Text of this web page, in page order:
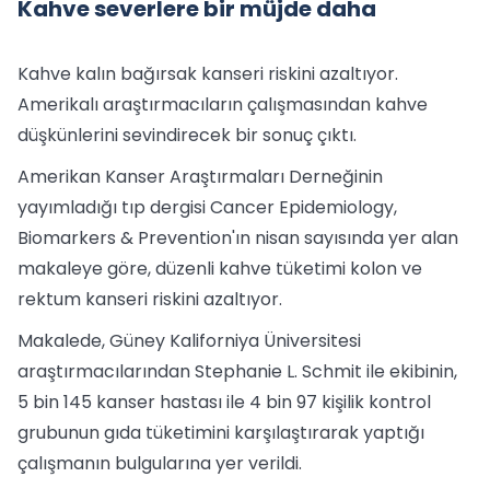
Kahve severlere bir müjde daha
Kahve kalın bağırsak kanseri riskini azaltıyor.
Amerikalı araştırmacıların çalışmasından kahve
düşkünlerini sevindirecek bir sonuç çıktı.
Amerikan Kanser Araştırmaları Derneğinin
yayımladığı tıp dergisi Cancer Epidemiology,
Biomarkers & Prevention'ın nisan sayısında yer alan
makaleye göre, düzenli kahve tüketimi kolon ve
rektum kanseri riskini azaltıyor.
Makalede, Güney Kaliforniya Üniversitesi
araştırmacılarından Stephanie L. Schmit ile ekibinin,
5 bin 145 kanser hastası ile 4 bin 97 kişilik kontrol
grubunun gıda tüketimini karşılaştırarak yaptığı
çalışmanın bulgularına yer verildi.